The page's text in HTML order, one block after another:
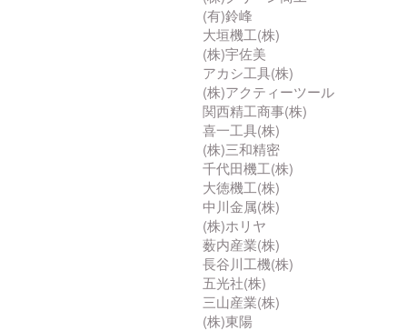
(有)鈴峰
大垣機工(株)
(株)宇佐美
アカシ工具(株)
(株)アクティーツール
関西精工商事(株)
喜一工具(株)
(株)三和精密
千代田機工(株)
大徳機工(株)
中川金属(株)
(株)ホリヤ
薮内産業(株)
長谷川工機(株)
五光社(株)
三山産業(株)
(株)東陽